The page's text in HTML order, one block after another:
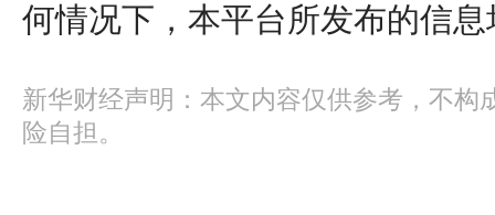
何情况下，本平台所发布的信
新华财经声明：本文内容仅供参考，不构
险自担。